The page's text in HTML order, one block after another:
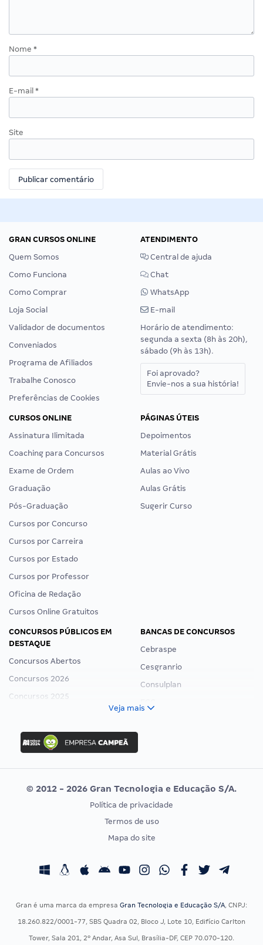
Nome *
E-mail *
Site
GRAN CURSOS ONLINE
Quem Somos
Como Funciona
Como Comprar
Loja Social
Validador de documentos
Conveniados
Programa de Afiliados
Trabalhe Conosco
Preferências de Cookies
ATENDIMENTO
Central de ajuda
Chat
WhatsApp
E-mail
Horário de atendimento:
segunda a sexta (8h às 20h),
sábado (9h às 13h).
Foi aprovado?
Envie-nos a sua história!
CURSOS ONLINE
Assinatura Ilimitada
Coaching para Concursos
Exame de Ordem
Graduação
Pós-Graduação
Cursos por Concurso
Cursos por Carreira
Cursos por Estado
Cursos por Professor
Oficina de Redação
Cursos Online Gratuitos
PÁGINAS ÚTEIS
Depoimentos
Material Grátis
Aulas ao Vivo
Aulas Grátis
Sugerir Curso
CONCURSOS PÚBLICOS EM
DESTAQUE
Concursos Abertos
Concursos 2026
Concursos 2025
Concurso Ibama
Concurso MPU
Editais publicados
BANCAS DE CONCURSOS
Cebraspe
Cesgranrio
Consulplan
Vunesp
CONCURSOS POR PROFISSÃO
Concursos Fiscais
Concursos Saúde
EXAME DE ORDEM
Calendário OAB
Veja mais
© 2012 - 2026 Gran Tecnologia e Educação S/A.
Política de privacidade
Termos de uso
Mapa do site
Gran é uma marca da empresa Gran Tecnologia e Educação S/A, CNPJ:
18.260.822/0001-77, SBS Quadra 02, Bloco J, Lote 10, Edifício Carlton
Tower, Sala 201, 2º Andar, Asa Sul, Brasília-DF, CEP 70.070-120.